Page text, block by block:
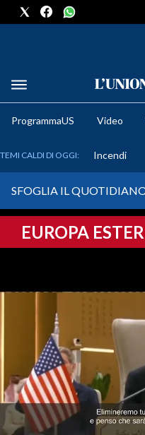
METEO
CRONACA SARDEGNA
MEDIO CAMPIDANO
ORISTANO E PROVINCIA
SASSARI E PROVINCIA
GALLURA
NUORO E PROVINCIA
OGLIASTRA
ProgrammaUS Video
TEMI CALDI DI OGGI: Incendi
SFOGLIA IL
EUROPA